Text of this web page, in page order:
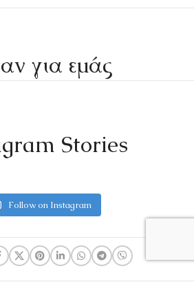
για εμάς
Stories
Follow on Instagram